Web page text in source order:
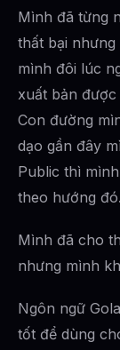
Mình đã từng
thất bại nhưng
mình đôi lúc
xuất bản
Con đường
dạo gần đây
Public thì
theo hướng đó.
Mình đã cho
nhưng mình
Ngôn ngữ
tốt để dùng